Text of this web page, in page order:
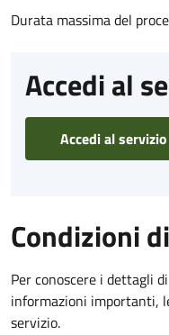
Durata massima del
Accedi al
Accedi al servizio
Condizioni
Per conoscere i dettagli
informazioni importanti,
servizio.